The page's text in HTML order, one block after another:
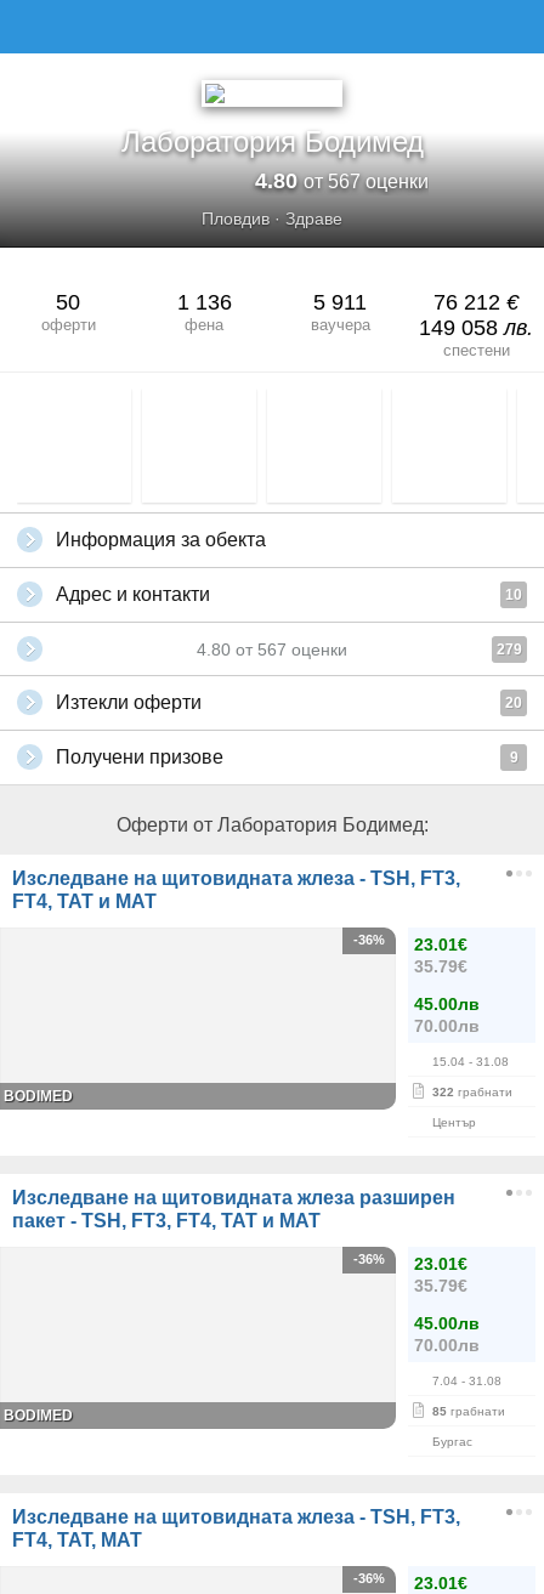
Лаборатория Бодимед
4.80от 567 оценки
Пловдив· Здраве
50
оферти
1 136
фена
5 911
ваучера
76 212 €
149 058лв.
спестени
Информация за обекта
Адрес и контакти 10
4.80 от 567 оценки 279
Изтекли оферти 20
Получени призове 9
Оферти от Лаборатория Бодимед:
Изследване на щитовидната жлеза - TSH, FT3,
FT4, ТАТ и МАТ
23.01€
35.79€
45.00лв
70.00лв
15.04 - 31.08
322 грабнати
Център
-36%
BODIMED
Изследване на щитовидната жлеза разширен
пакет - TSH, FT3, FT4, ТАТ и МАТ
23.01€
35.79€
45.00лв
70.00лв
7.04 - 31.08
85 грабнати
Бургас
-36%
BODIMED
Изследване на щитовидната жлеза - TSH, FT3,
FT4, ТАТ, МАТ
23.01€
-36%